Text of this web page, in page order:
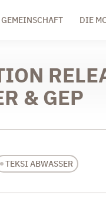
DIE
& GEP
TEKSI ABWASSER